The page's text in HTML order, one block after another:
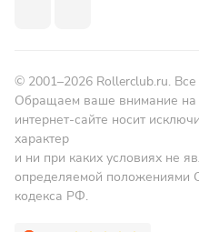
© 2001–2026 Rollerclub.ru.
Обращаем ваше внимание на
интернет-сайте носит
характер
и ни при каких условиях не
определяемой положениями
кодекса РФ.